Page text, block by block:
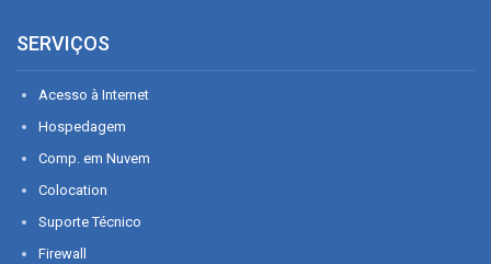
SERVIÇOS
Acesso à Internet
Hospedagem
Comp. em Nuvem
Colocation
Suporte Técnico
Firewall